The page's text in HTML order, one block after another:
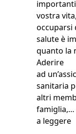
vostra
occuparsi
salute è
quanto la
Aderire
ad
sanitaria
altri
famiglia,…
a leggere